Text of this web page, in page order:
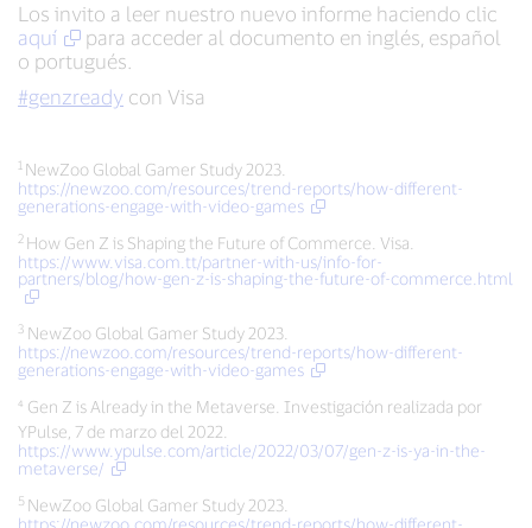
Los invito a leer nuestro nuevo informe haciendo clic
aquí
para acceder al documento en inglés, español
o portugués.
#genzready con Visa
1 NewZoo Global Gamer Study 2023.
https://newzoo.com/resources/trend-reports/how-different-
generations-engage-with-video-games
2 How Gen Z is Shaping the Future of Commerce. Visa.
https://www.visa.com.tt/partner-with-us/info-for-
partners/blog/how-gen-z-is-shaping-the-future-of-commerce.html
3 NewZoo Global Gamer Study 2023.
https://newzoo.com/resources/trend-reports/how-different-
generations-engage-with-video-games
⁴ Gen Z is Already in the Metaverse. Investigación realizada por
YPulse, 7 de marzo del 2022.
https://www.ypulse.com/article/2022/03/07/gen-z-is-ya-in-the-
metaverse/
5 NewZoo Global Gamer Study 2023.
https://newzoo.com/resources/trend-reports/how-different-